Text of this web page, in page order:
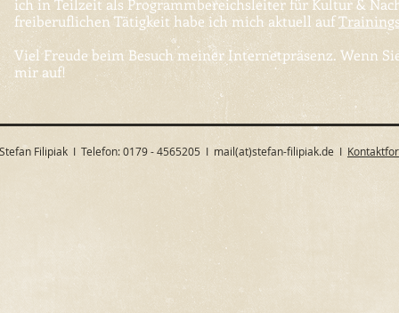
ich in Teilzeit als Programmbereichsleiter für Kultur &
freiberuflichen Tätigkeit habe ich mich aktuell auf
Viel Freude beim Besuch meiner Internetpräsenz. Wenn
mir auf!
Stefan Filipiak I Telefon: 0179 - 4565205 I mail(at)stefan-filipiak.de I